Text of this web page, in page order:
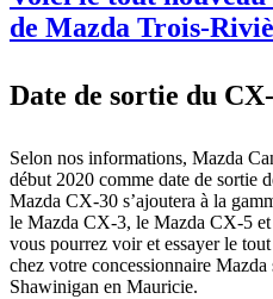
de Mazda Trois-
Date de sortie du
Selon nos informations, Mazda
début 2020 comme date de sortie
Mazda CX-30 s’ajoutera à la
le Mazda CX-3, le Mazda CX-5
vous pourrez voir et essayer le
chez votre concessionnaire
Shawinigan en Mauricie.